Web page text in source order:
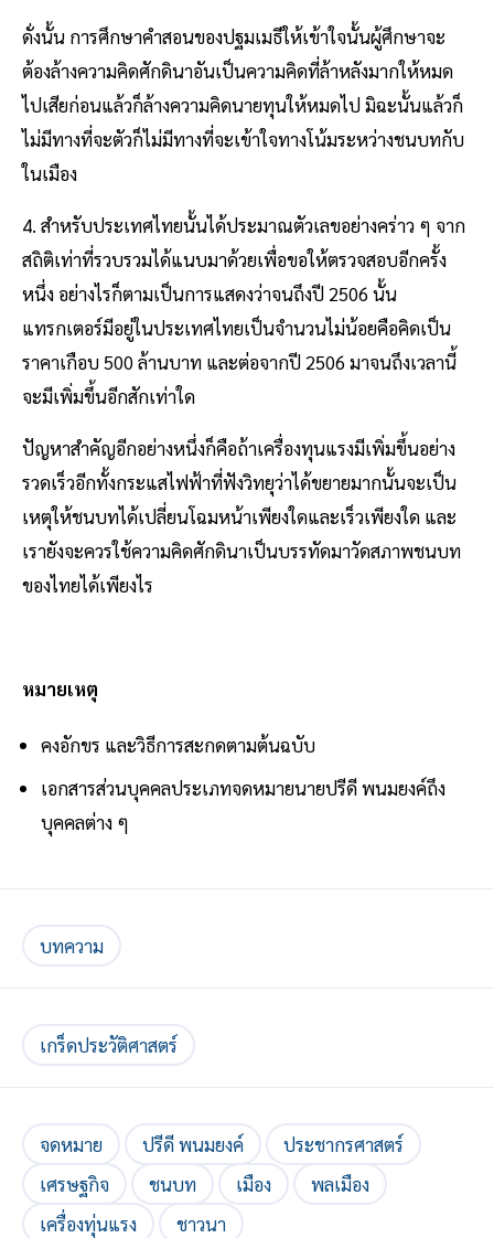
ดั่งนั้น การศึกษาคําสอนของปฐมเมธีให้เข้าใจนั้นผู้ศึกษาจะ
ต้องล้างความคิดศักดินาอันเป็นความคิดที่ล้าหลังมากให้หมด
ไปเสียก่อนแล้วก็ล้างความคิดนายทุนให้หมดไป มิฉะนั้นแล้วก็
ไม่มีทางที่จะตัวก็ไม่มีทางที่จะเข้าใจทางโน้มระหว่างชนบทกับ
ในเมือง
4. สําหรับประเทศไทยนั้นได้ประมาณตัวเลขอย่างคร่าว ๆ จาก
สถิติเท่าที่รวบรวมได้แนบมาด้วยเพื่อขอให้ตรวจสอบอีกครั้ง
หนึ่ง อย่างไรก็ตามเป็นการแสดงว่าจนถึงปี 2506 นั้น
แทรกเตอร์มีอยู่ในประเทศไทยเป็นจํานวนไม่น้อยคือคิดเป็น
ราคาเกือบ 500 ล้านบาท และต่อจากปี 2506 มาจนถึงเวลานี้
จะมีเพิ่มขึ้นอีกสักเท่าใด
ปัญหาสําคัญอีกอย่างหนึ่งก็คือถ้าเครื่องทุนแรงมีเพิ่มขึ้นอย่าง
รวดเร็วอีกทั้งกระแสไฟฟ้าที่ฟังวิทยุว่าได้ขยายมากนั้นจะเป็น
เหตุให้ชนบทได้เปลี่ยนโฉมหน้าเพียงใดและเร็วเพียงใด และ
เรายังจะควรใช้ความคิดศักดินาเป็นบรรทัดมาวัดสภาพชนบท
ของไทยได้เพียงไร
หมายเหตุ
คงอักขร และวิธีการสะกดตามต้นฉบับ
เอกสารส่วนบุคคลประเภทจดหมายนายปรีดี พนมยงค์ถึง
บุคคลต่าง ๆ
บทความ
เกร็ดประวัติศาสตร์
จดหมาย ปรีดี พนมยงค์
ประชากรศาสตร์
เศรษฐกิจ
ชนบท เมือง
พลเมือง
เครื่องทุ่นแรง
ชาวนา